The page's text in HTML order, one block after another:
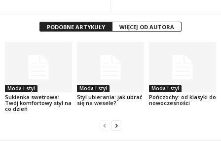
PODOBNE ARTYKUŁY WIĘCEJ OD AUTORA
Moda i styl
Sukienka swetrowa:
Twój komfortowy styl na
co dzień
Moda i styl
Styl ubierania: jak ubrać
się na wesele?
Moda i styl
Pończochy: od klasyki do
nowoczesności